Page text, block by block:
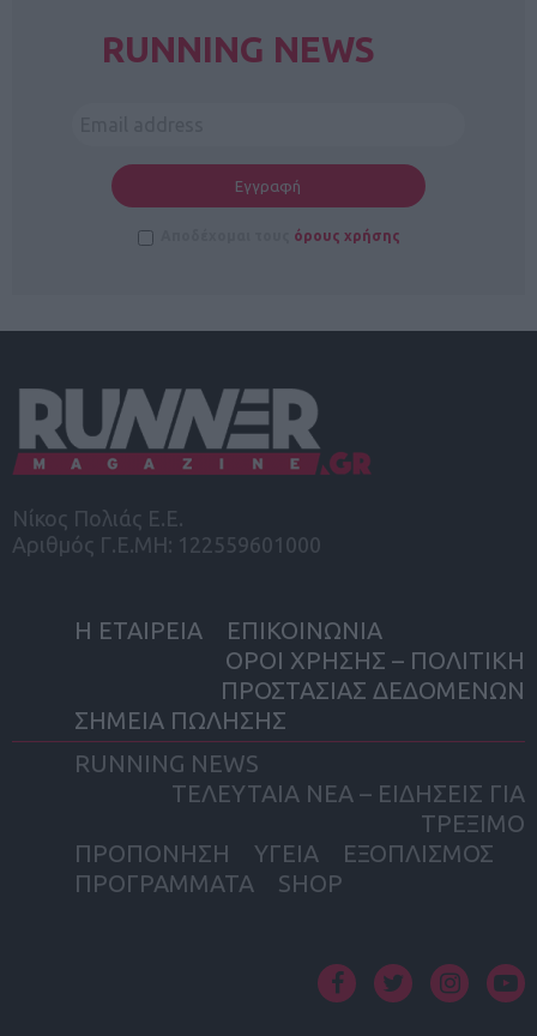
RUNNING NEWS
όρους χρήσης
Νίκος Πολιάς Ε.Ε.
Αριθμός Γ.Ε.ΜΗ: 122559601000
Η ΕΤΑΙΡΕΙΑ
ΕΠΙΚΟΙΝΩΝΙΑ
ΟΡΟΙ ΧΡΗΣΗΣ – ΠΟΛΙΤΙΚΗ
ΠΡΟΣΤΑΣΙΑΣ ΔΕΔΟΜΕΝΩΝ
ΣΗΜΕΙΑ ΠΩΛΗΣΗΣ
RUNNING NEWS
ΤΕΛΕΥΤΑΙΑ ΝΕΑ – ΕΙΔΗΣΕΙΣ ΓΙΑ
ΤΡΕΞΙΜΟ
ΠΡΟΠΟΝΗΣΗ
ΥΓΕΙΑ
ΕΞΟΠΛΙΣΜΟΣ
ΠΡΟΓΡΑΜΜΑΤΑ
SHOP